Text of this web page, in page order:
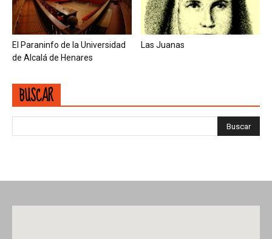
El Paraninfo de la Universidad
de Alcalá de Henares
Las Juanas
BUSCAR